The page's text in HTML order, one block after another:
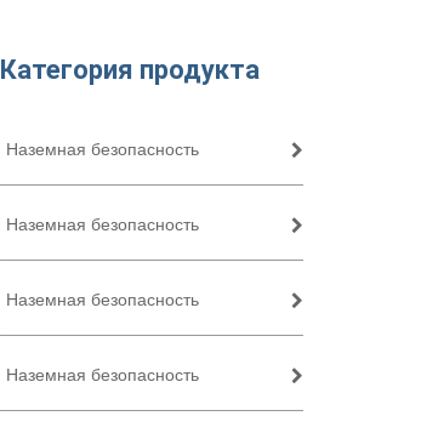
Категория продукта
Наземная безопасность
Наземная безопасность
Наземная безопасность
Наземная безопасность